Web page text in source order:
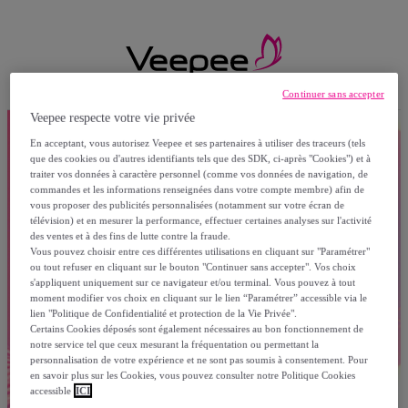
Veepee respecte votre vie privée
En acceptant, vous autorisez Veepee et ses partenaires à utiliser des traceurs (tels
que des cookies ou d'autres identifiants tels que des SDK, ci-après "Cookies") et à
traiter vos données à caractère personnel (comme vos données de navigation, de
commandes et les informations renseignées dans votre compte membre) afin de
vous proposer des publicités personnalisées (notamment sur votre écran de
télévision) et en mesurer la performance, effectuer certaines analyses sur l'activité
des ventes et à des fins de lutte contre la fraude.
Vous pouvez choisir entre ces différentes utilisations en cliquant sur "Paramétrer"
ou tout refuser en cliquant sur le bouton "Continuer sans accepter". Vos choix
s'appliquent uniquement sur ce navigateur et/ou terminal. Vous pouvez à tout
moment modifier vos choix en cliquant sur le lien “Paramétrer” accessible via le
lien "Politique de Confidentialité et protection de la Vie Privée".
Certains Cookies déposés sont également nécessaires au bon fonctionnement de
notre service tel que ceux mesurant la fréquentation ou permettant la
personnalisation de votre expérience et ne sont pas soumis à consentement. Pour
en savoir plus sur les Cookies, vous pouvez consulter notre Politique Cookies
accessible ICI
Continuer sans accepter